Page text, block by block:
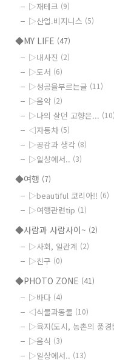
▷재테크 (9)
▷산업.비지니스 (5)
◆MY LIFE (47)
▷내사진 (2)
▷도서 (6)
▷성공을부르는글 (11)
▷음악 (2)
▷나의 살던 고향은... (10)
◁자동차 (5)
▷공감과 생각 (8)
▷일상에서.. (3)
◆여행 (7)
▷beautiful 코리아!! (6)
▷여행관련tip (1)
◆사람과 사람사이~ (2)
▷사회, 일관계 (2)
▷친구 (0)
◆PHOTO ZONE (41)
▷바다 (4)
◁식물과동물 (10)
▷육지(도시, 농촌의 풍경
▷음식 (3)
▷일상에서.. (13)